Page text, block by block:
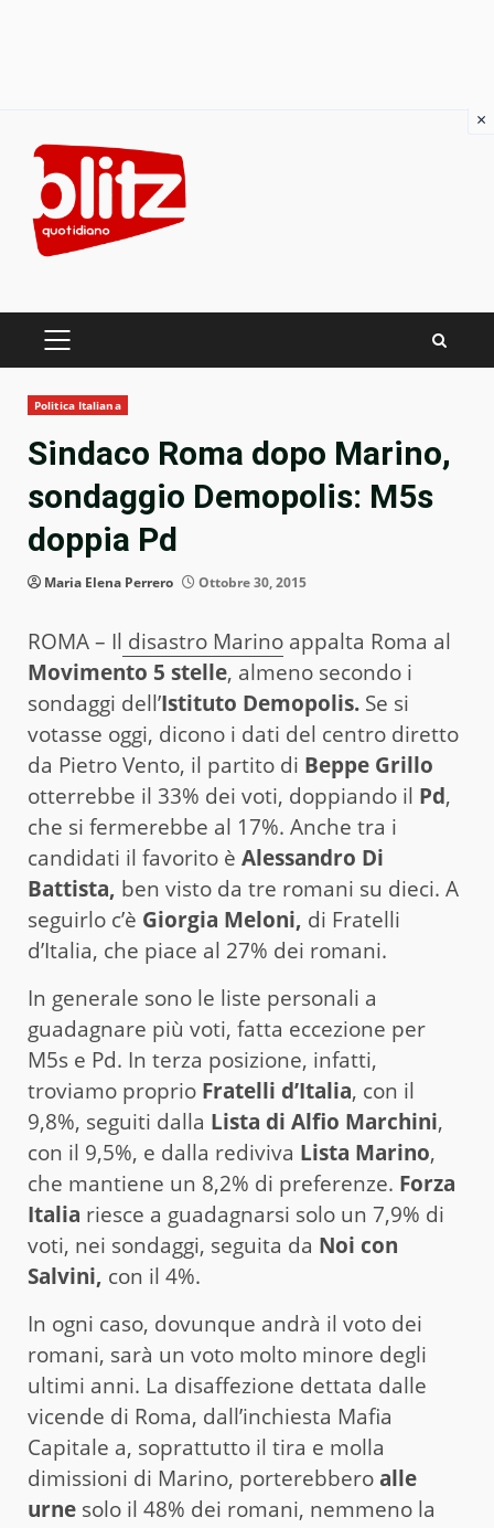
content
PRIMARY
Politica Italiana
Sindaco Roma dopo Marino,
sondaggio Demopolis: M5s
doppia Pd
Maria Elena Perrero Ottobre 30, 2015
ROMA – Il disastro Marino appalta Roma al
Movimento 5 stelle, almeno secondo i
sondaggi dell’Istituto Demopolis. Se si
votasse oggi, dicono i dati del centro diretto
da Pietro Vento, il partito di Beppe Grillo
otterrebbe il 33% dei voti, doppiando il Pd,
che si fermerebbe al 17%. Anche tra i
candidati il favorito è Alessandro Di
Battista, ben visto da tre romani su dieci. A
seguirlo c’è Giorgia Meloni, di Fratelli
d’Italia, che piace al 27% dei romani.
In generale sono le liste personali a
guadagnare più voti, fatta eccezione per
M5s e Pd. In terza posizione, infatti,
troviamo proprio Fratelli d’Italia, con il
9,8%, seguiti dalla Lista di Alfio Marchini,
con il 9,5%, e dalla rediviva Lista Marino,
che mantiene un 8,2% di preferenze. Forza
Italia riesce a guadagnarsi solo un 7,9% di
voti, nei sondaggi, seguita da Noi con
Salvini, con il 4%.
In ogni caso, dovunque andrà il voto dei
romani, sarà un voto molto minore degli
ultimi anni. La disaffezione dettata dalle
vicende di Roma, dall’inchiesta Mafia
Capitale a, soprattutto il tira e molla
dimissioni di Marino, porterebberoalle
urne solo il 48% dei romani, nemmeno la
×